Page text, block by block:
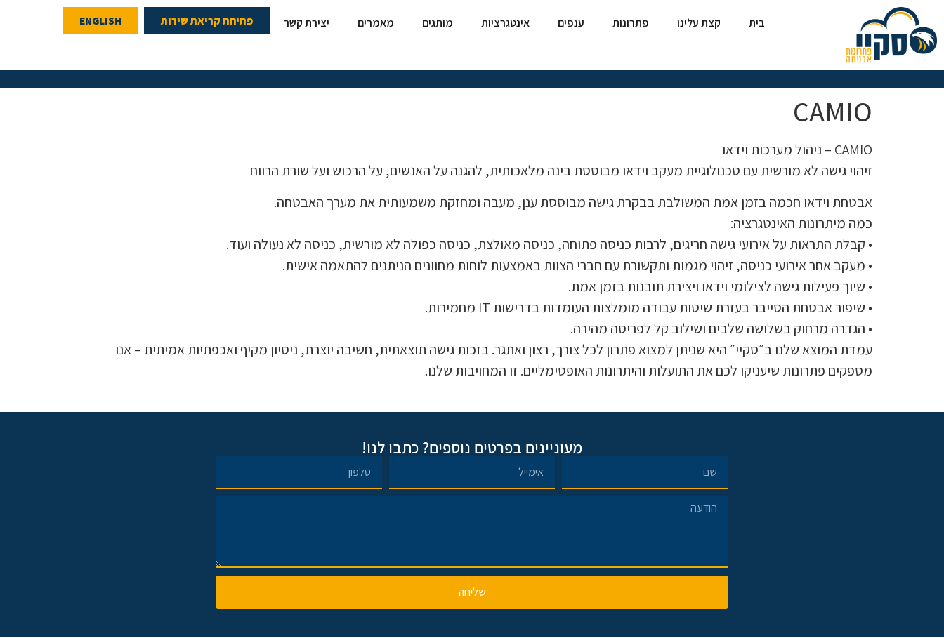
בית קצת עלינו פתרונות ענפים אינטגרציות מותגים מאמרים יצירת קשר פתיחת קריאת שירות ENGLISH
CAMIO
CAMIO – ניהול מערכות וידאו
זיהוי גישה לא מורשית עם טכנולוגיית מעקב וידאו מבוססת בינה מלאכותית, להגנה על האנשים, על הרכוש ועל שורת הרווח
אבטחת וידאו חכמה בזמן אמת המשולבת בבקרת גישה מבוססת ענן, מעבה ומחזקת משמעותית את מערך האבטחה.
כמה מיתרונות האינטגרציה:
• קבלת התראות על אירועי גישה חריגים, לרבות כניסה פתוחה, כניסה מאולצת, כניסה כפולה לא מורשית, כניסה לא נעולה ועוד.
• מעקב אחר אירועי כניסה, זיהוי מגמות ותקשורת עם חברי הצוות באמצעות לוחות מחוונים הניתנים להתאמה אישית.
• שיוך פעילות גישה לצילומי וידאו ויצירת תובנות בזמן אמת.
• שיפור אבטחת הסייבר בעזרת שיטות עבודה מומלצות העומדות בדרישות IT מחמירות.
• הגדרה מרחוק בשלושה שלבים ושילוב קל לפריסה מהירה.
עמדת המוצא שלנו ב״סקיי״ היא שניתן למצוא פתרון לכל צורך, רצון ואתגר. בזכות גישה תוצאתית, חשיבה יוצרת, ניסיון מקיף ואכפתיות אמיתית – אנו
מספקים פתרונות שיעניקו לכם את התועלות והיתרונות האופטימליים. זו המחויבות שלנו.
מעוניינים בפרטים נוספים? כתבו לנו!
שליחה